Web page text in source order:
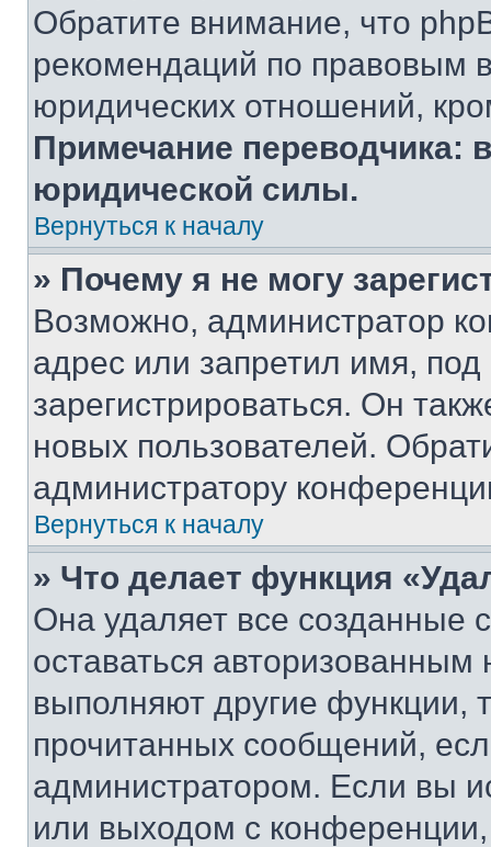
Обратите внимание, что
рекомендаций по правовым
юридических отношений,
Примечание переводчика:
юридической силы.
Вернуться к началу
» Почему я не могу
Возможно, администратор
адрес или запретил имя,
зарегистрироваться. Он
новых пользователей.
администратору
Вернуться к началу
» Что делает функция
Она удаляет все созданные
оставаться
выполняют другие функции,
прочитанных сообщений,
администратором. Если вы
или выходом с